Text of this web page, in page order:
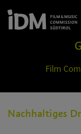
Film
Nachhaltiges